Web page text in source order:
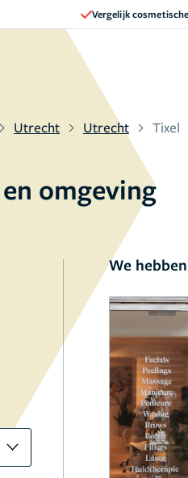
Vergelijk
Utrecht Utrecht Tixel
omgeving
We